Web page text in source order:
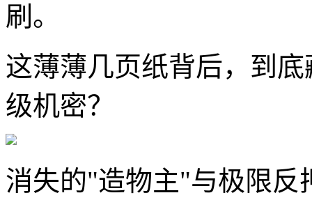
刷。
这薄薄几页纸背后，到
级机密？
消失的"造物主"与极限反